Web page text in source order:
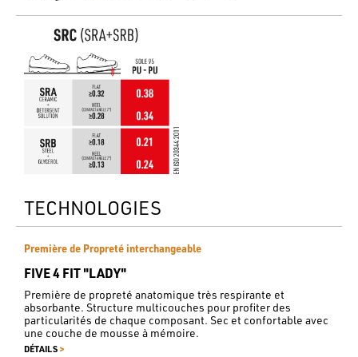
TECHNOLOGIES
Première de Propreté interchangeable
FIVE 4 FIT "LADY"
Première de propreté anatomique très respirante et
absorbante. Structure multicouches pour profiter des
particularités de chaque composant. Sec et confortable avec
une couche de mousse à mémoire.
DÉTAILS >